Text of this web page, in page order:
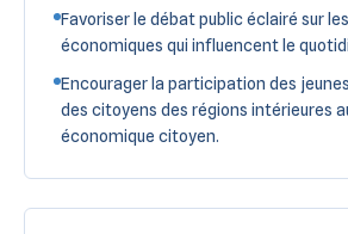
Favoriser le débat public éclairé sur
économiques qui influencent le
Encourager la participation des
des citoyens des régions intérieures
économique citoyen.